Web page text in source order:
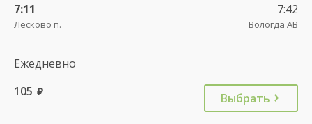
7:11
Лесково п.
7:42
Вологда АВ
Ежедневно
105 руб. Выбрать